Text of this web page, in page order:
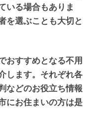
いる場合もありま
を選ぶことも大切と
おすすめとなる不用
します。それぞれ各
などのお役立ち情報
にお住まいの方は是